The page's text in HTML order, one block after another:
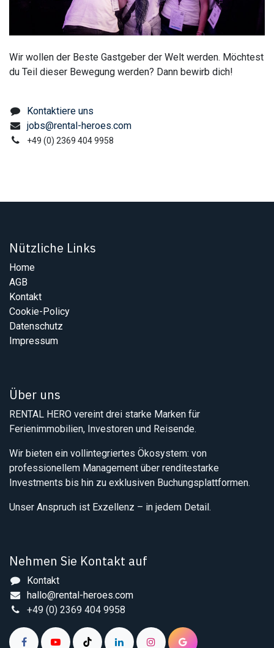
Wir wollen der Beste Gastgeber der Welt werden. Möchtest
du Teil dieser Bewegung werden? Dann bewirb dich!
Kontaktiere uns
jobs@rental-heroes.com
+49 (0) 2369 404 9958
Nützliche Links
Home
AGB
Kontakt
Cookie-Policy
Datenschutz
Impressum
Über uns
RENTAL HERO vereint drei starke Marken für
Ferienimmobilien, Investoren und Reisende.
Wir bieten ein vollintegriertes Ökosystem: von
professionellem Management über renditestarke
Investments bis hin zu exklusiven Buchungsplattformen.
Unser Anspruch ist Exzellenz – in jedem Detail.
Nehmen Sie Kontakt auf
Kontakt
hallo@rental-heroes.com
+49 (0) 2369 404 9958